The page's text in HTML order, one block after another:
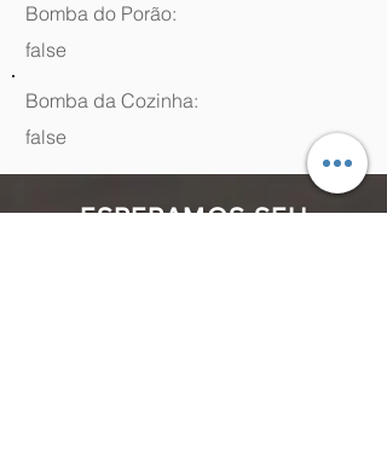
Bomba do Porão:
false
Bomba da Cozinha:
false
ESPERAMOS SEU